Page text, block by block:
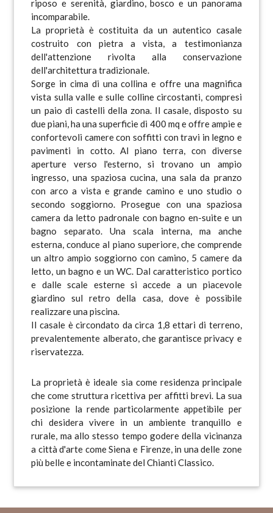
riposo e serenità, giardino, bosco e un panorama
incomparabile.
La proprietà è costituita da un autentico casale
costruito con pietra a vista, a testimonianza
dell'attenzione rivolta alla conservazione
dell'architettura tradizionale.
Sorge in cima di una collina e offre una magnifica
vista sulla valle e sulle colline circostanti, compresi
un paio di castelli della zona. Il casale, disposto su
due piani, ha una superficie di 400 mq e offre ampie e
confortevoli camere con soffitti con travi in legno e
pavimenti in cotto. Al piano terra, con diverse
aperture verso l'esterno, si trovano un ampio
ingresso, una spaziosa cucina, una sala da pranzo
con arco a vista e grande camino e uno studio o
secondo soggiorno. Prosegue con una spaziosa
camera da letto padronale con bagno en-suite e un
bagno separato. Una scala interna, ma anche
esterna, conduce al piano superiore, che comprende
un altro ampio soggiorno con camino, 5 camere da
letto, un bagno e un WC. Dal caratteristico portico
e dalle scale esterne si accede a un piacevole
giardino sul retro della casa, dove è possibile
realizzare una piscina.
Il casale è circondato da circa 1,8 ettari di terreno,
prevalentemente alberato, che garantisce privacy e
riservatezza.
La proprietà è ideale sia come residenza principale
che come struttura ricettiva per affitti brevi. La sua
posizione la rende particolarmente appetibile per
chi desidera vivere in un ambiente tranquillo e
rurale, ma allo stesso tempo godere della vicinanza
a città d'arte come Siena e Firenze, in una delle zone
più belle e incontaminate del Chianti Classico.